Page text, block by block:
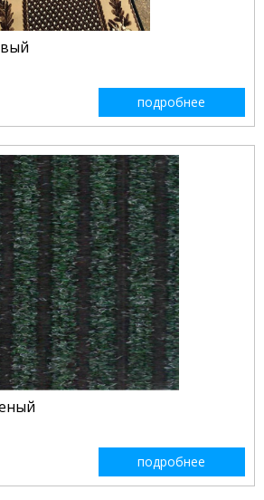
подробнее
подробнее